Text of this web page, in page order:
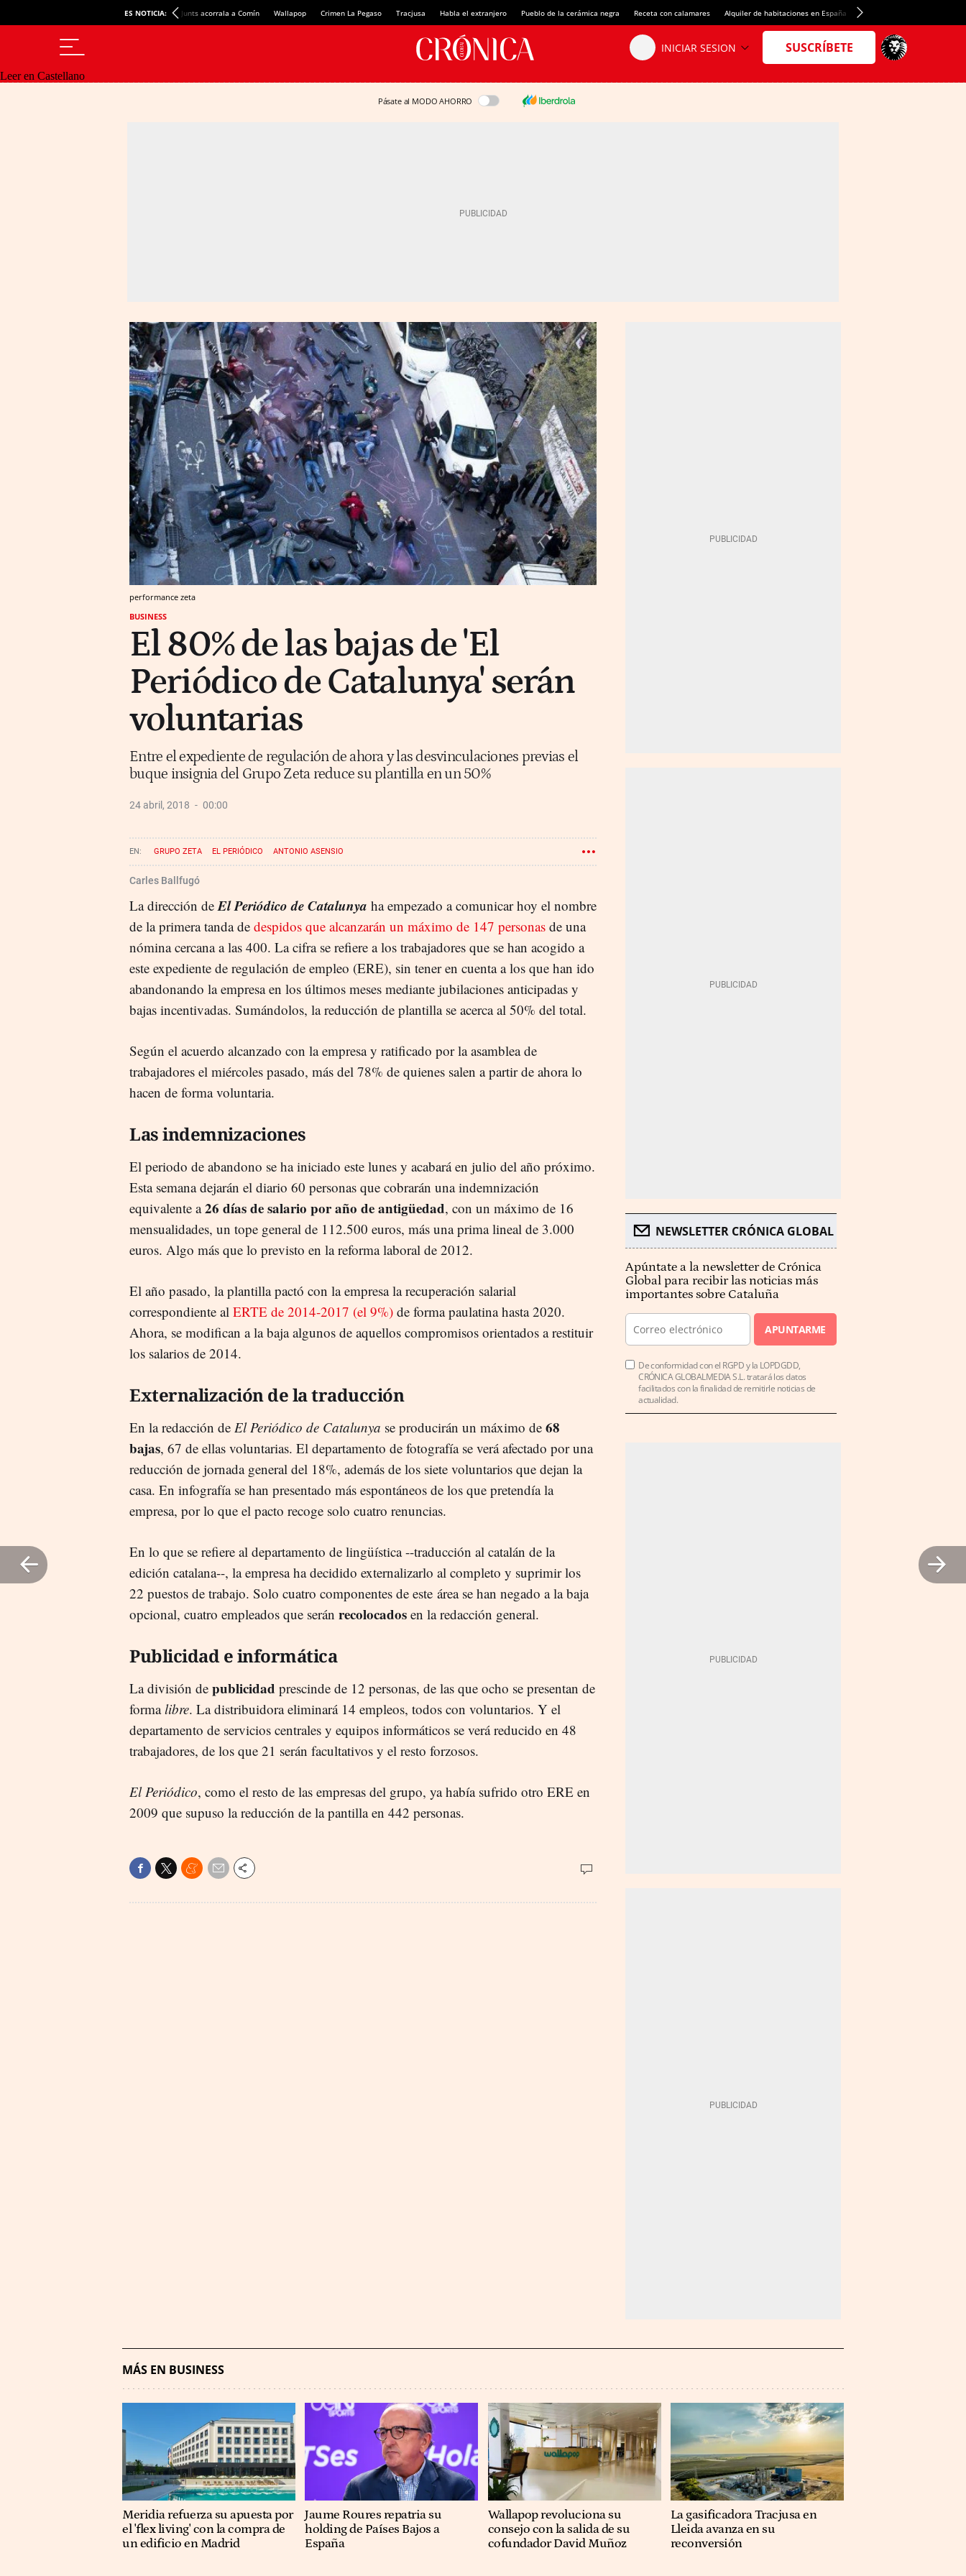
ES NOTICIA: Junts acorrala a Comín Wallapop Crimen La Pegaso Tracjusa Habla el extranjero Pueblo de la cerámica negra Receta con calamares Alquiler de habitaciones en España Crédito del Spotify Camp Nou
Leer en Castellano
Pásate al MODO AHORRO
performance zeta
BUSINESS
El 80% de las bajas de 'El
Periódico de Catalunya' serán
voluntarias
Entre el expediente de regulación de ahora y las desvinculaciones previas el
buque insignia del Grupo Zeta reduce su plantilla en un 50%
24 abril, 2018 00:00
GRUPO ZETA EL PERIÓDICO ANTONIO ASENSIO
Carles Ballfugó
La dirección de El Periódico de Catalunya ha empezado a comunicar hoy el nombre
de la primera tanda de despidos que alcanzarán un máximo de 147 personas de una
nómina cercana a las 400. La cifra se refiere a los trabajadores que se han acogido a
este expediente de regulación de empleo (ERE), sin tener en cuenta a los que han ido
abandonando la empresa en los últimos meses mediante jubilaciones anticipadas y
bajas incentivadas. Sumándolos, la reducción de plantilla se acerca al 50% del total.
Según el acuerdo alcanzado con la empresa y ratificado por la asamblea de
trabajadores el miércoles pasado, más del 78% de quienes salen a partir de ahora lo
hacen de forma voluntaria.
Las indemnizaciones
El periodo de abandono se ha iniciado este lunes y acabará en julio del año próximo.
Esta semana dejarán el diario 60 personas que cobrarán una indemnización
equivalente a26 días de salario por año de antigüedad, con un máximo de 16
mensualidades, un tope general de 112.500 euros, más una prima lineal de 3.000
euros. Algo más que lo previsto en la reforma laboral de 2012.
El año pasado, la plantilla pactó con la empresa la recuperación salarial
correspondiente al ERTE de 2014-2017 (el 9%) de forma paulatina hasta 2020.
Ahora, se modifican a la baja algunos de aquellos compromisos orientados a restituir
los salarios de 2014.
Externalización de la traducción
En la redacción de El Periódico de Catalunya se producirán un máximo de 68
bajas, 67 de ellas voluntarias. El departamento de fotografía se verá afectado por una
reducción de jornada general del 18%, además de los siete voluntarios que dejan la
casa. En infografía se han presentado más espontáneos de los que pretendía la
empresa, por lo que el pacto recoge solo cuatro renuncias.
En lo que se refiere al departamento de lingüística --traducción al catalán de la
edición catalana--, la empresa ha decidido externalizarlo al completo y suprimir los
22 puestos de trabajo. Solo cuatro componentes de este área se han negado a la baja
opcional, cuatro empleados que serán recolocados en la redacción general.
Publicidad e informática
La división de publicidad prescinde de 12 personas, de las que ocho se presentan de
formalibre. La distribuidora eliminará 14 empleos, todos con voluntarios. Y el
departamento de servicios centrales y equipos informáticos se verá reducido en 48
trabajadores, de los que 21 serán facultativos y el resto forzosos.
El Periódico, como el resto de las empresas del grupo, ya había sufrido otro ERE en
2009 que supuso la reducción de la pantilla en 442 personas.
NEWSLETTER CRÓNICA GLOBAL
Apúntate a la newsletter de Crónica
Global para recibir las noticias más
importantes sobre Cataluña
APUNTARME
De conformidad con el RGPD y la LOPDGDD,
CRÓNICA GLOBALMEDIA S.L. tratará los datos
facilitados con la finalidad de remitirle noticias de
actualidad.
MÁS EN BUSINESS
Meridia refuerza su apuesta por
el 'flex living' con la compra de
un edificio en Madrid
Jaume Roures repatria su
holding de Países Bajos a
España
Wallapop revoluciona su
consejo con la salida de su
cofundador David Muñoz
La gasificadora Tracjusa en
Lleida avanza en su
reconversión